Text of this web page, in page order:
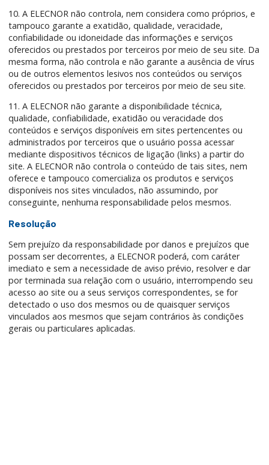
10. A ELECNOR não controla, nem considera como próprios, e
tampouco garante a exatidão, qualidade, veracidade,
confiabilidade ou idoneidade das informações e serviços
oferecidos ou prestados por terceiros por meio de seu site. Da
mesma forma, não controla e não garante a ausência de vírus
ou de outros elementos lesivos nos conteúdos ou serviços
oferecidos ou prestados por terceiros por meio de seu site.
11. A ELECNOR não garante a disponibilidade técnica,
qualidade, confiabilidade, exatidão ou veracidade dos
conteúdos e serviços disponíveis em sites pertencentes ou
administrados por terceiros que o usuário possa acessar
mediante dispositivos técnicos de ligação (links) a partir do
site. A ELECNOR não controla o conteúdo de tais sites, nem
oferece e tampouco comercializa os produtos e serviços
disponíveis nos sites vinculados, não assumindo, por
conseguinte, nenhuma responsabilidade pelos mesmos.
Resolução
Sem prejuízo da responsabilidade por danos e prejuízos que
possam ser decorrentes, a ELECNOR poderá, com caráter
imediato e sem a necessidade de aviso prévio, resolver e dar
por terminada sua relação com o usuário, interrompendo seu
acesso ao site ou a seus serviços correspondentes, se for
detectado o uso dos mesmos ou de quaisquer serviços
vinculados aos mesmos que sejam contrários às condições
gerais ou particulares aplicadas.